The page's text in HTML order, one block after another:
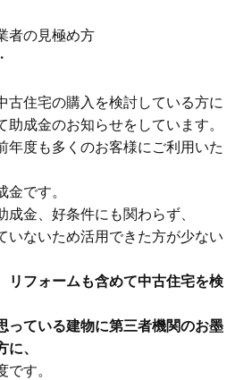
者の見極め方
古住宅の購入を検討している方に
助成金のお知らせをしています。
年度も多くのお客様にご利用いた
です。
成金、好条件にも関わらず、
いないため活用できた方が少ない
リフォームも含めて中古住宅を検
っている建物に第三者機関のお墨
、
です。